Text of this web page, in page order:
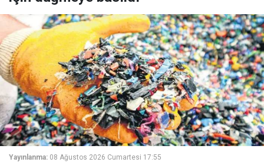
Yayınlanma: 08 Ağustos 2026 Cumartesi 17:55